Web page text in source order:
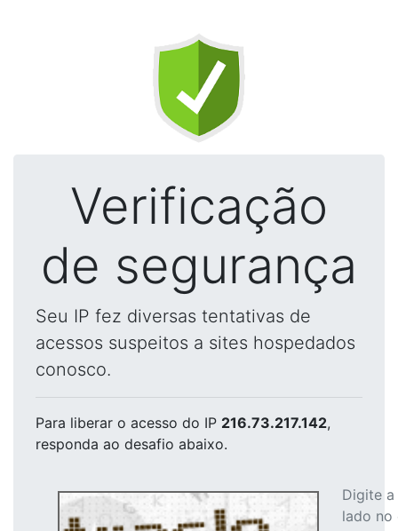
Verificação
de segurança
Seu IP fez diversas tentativas de
acessos suspeitos a sites hospedados
conosco.
Para liberar o acesso do IP 216.73.217.142,
responda ao desafio abaixo.
Digite
lado no